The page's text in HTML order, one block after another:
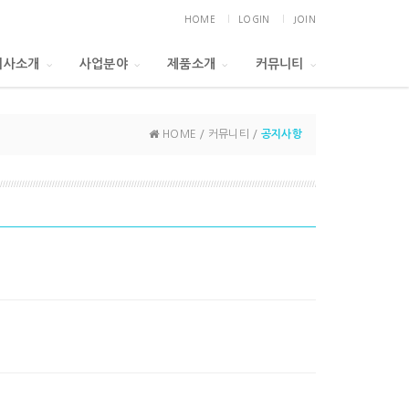
HOME LOGIN JOIN
사소개 사업분야 제품소개 커뮤니티
HOME / 커뮤니티 / 공지사항